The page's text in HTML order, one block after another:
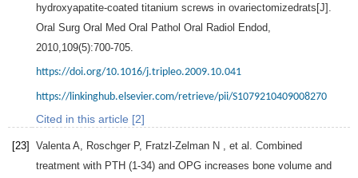
hydroxyapatite-coated titanium screws in ovariectomizedrats[J].
Oral Surg Oral Med Oral Pathol Oral Radiol Endod
2010 109(5):700-705.
https://doi.org/10.1016/j.tripleo.2009.10.041
https://linkinghub.elsevier.com/retrieve/pii/S1079210409008270
Cited in this article [2]
[23] Valenta A Roschger P, Fratzl-Zelman N , et al. Combined
treatment with PTH (1-34) and OPG increases bone volume and